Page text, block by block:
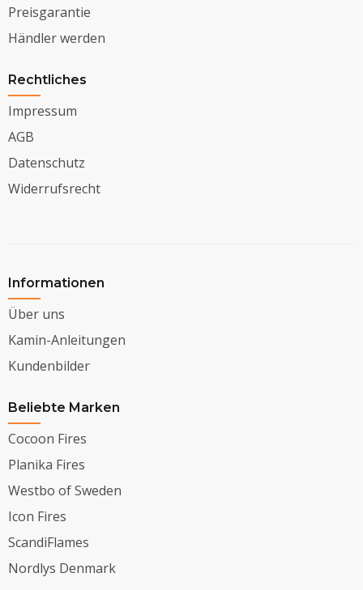
Preisgarantie
Händler werden
Rechtliches
Impressum
AGB
Datenschutz
Widerrufsrecht
Informationen
Über uns
Kamin-Anleitungen
Kundenbilder
Beliebte Marken
Cocoon Fires
Planika Fires
Westbo of Sweden
Icon Fires
ScandiFlames
Nordlys Denmark